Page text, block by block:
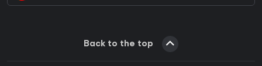
Back to the top